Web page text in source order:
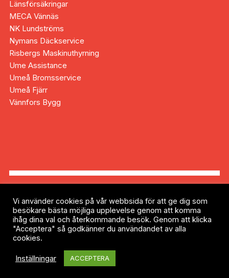
Länsförsäkringar
MECA Vännäs
NK Lundströms
Nymans Däckservice
Risbergs Maskinuthyrning
Ume Assistance
Umeå Bromsservice
Umeå Fjärr
Vännfors Bygg
Copyright © 2023 Vännäs Motorklubb |
Mediepartner:Chillimedia
Vi använder cookies på vår webbsida för att ge dig som
besökare bästa möjliga upplevelse genom att komma
ihåg dina val och återkommande besök. Genom att klicka
"Acceptera" så godkänner du användandet av alla
cookies.
Inställningar ACCEPTERA